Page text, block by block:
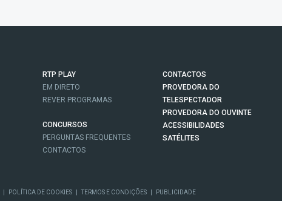
RTP PLAY
EM DIRETO
REVER PROGRAMAS
CONCURSOS
PERGUNTAS FREQUENTES
CONTACTOS
CONTACTOS
PROVEDORA DO
TELESPECTADOR
PROVEDORA DO OUVINTE
ACESSIBILIDADES
SATÉLITES
POLÍTICA DE COOKIES TERMOS E CONDIÇÕES PUBLICIDADE